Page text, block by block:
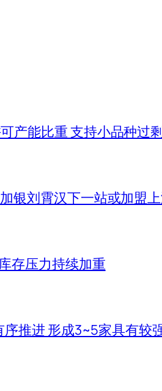
产能比重 支持小品种过
银刘霄汉下一站或加盟
存压力持续加重
推进 形成3~5家具有较